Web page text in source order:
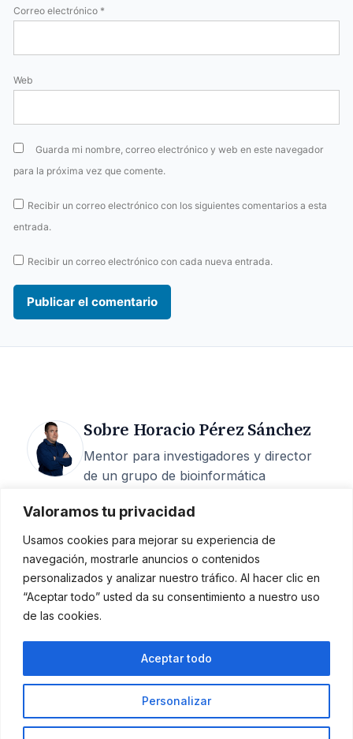
Valoramos tu privacidad
Usamos cookies para mejorar su experiencia de
navegación, mostrarle anuncios o contenidos
personalizados y analizar nuestro tráfico. Al hacer clic en
“Aceptar todo” usted da su consentimiento a nuestro uso
de las cookies.
Personalizar
Aceptar todo
Correo electrónico *
Web
Guarda mi nombre, correo electrónico y web en este navegador
para la próxima vez que comente.
Recibir un correo electrónico con los siguientes comentarios a esta
entrada.
Recibir un correo electrónico con cada nueva entrada.
Sobre Horacio Pérez Sánchez
Mentor para investigadores y director
de un grupo de bioinformática
carrera, 200+ artículos, 6 M€
captados, 15 tesis dirigidas y más de
400 episodios del podcastInvestigando
la investigación.
Mentoría · Quién soy·Podcast·